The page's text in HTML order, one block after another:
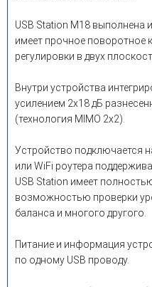
USB Station M18 выполнена
имеет прочное поворотное
регулировки в двух
Внутри устройства
усилением 2х18 дБ
(технология MIMO 2x2).
Устройство подключается
или WiFi роутера
USB Station имеет
возможностью проверки
баланса и многого другого.
Питание и информация
по одному USB проводу.